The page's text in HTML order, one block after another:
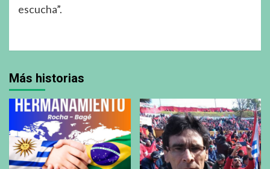
escucha”.
Más historias